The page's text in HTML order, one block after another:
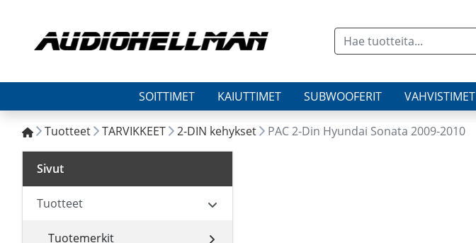
SOITTIMET KAIUTTIMET SUBWOOFERIT VAHVISTIMET
Tuotteet TARVIKKEET 2-DIN kehykset PAC 2-Din Hyundai Sonata 2009-2010
Sivut
Tuotteet
Tuotemerkit